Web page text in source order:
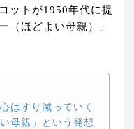
ットが1950年代に提
（ほどよい母親）」
はすり減っていく
母親」という発想